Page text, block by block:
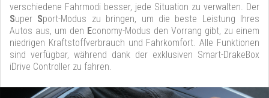
verschiedene Fahrmodi besser, jede Situation zu verwalten. Der
Super Sport-Modus zu bringen, um die beste Leistung Ihres
Autos aus, um den Economy-Modus den Vorrang gibt, zu einem
niedrigen Kraftstoffverbrauch und Fahrkomfort. Alle Funktionen
sind verfügbar, während dank der exklusiven Smart-DrakeBox
iDrive Controller zu fahren.